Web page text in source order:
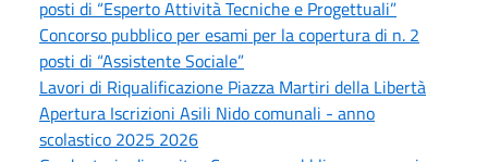
posti di “Esperto Attività Tecniche e Progettuali”
Concorso pubblico per esami per la copertura di n. 2
posti di “Assistente Sociale”
Lavori di Riqualificazione Piazza Martiri della Libertà
Apertura Iscrizioni Asili Nido comunali - anno
scolastico 2025 2026